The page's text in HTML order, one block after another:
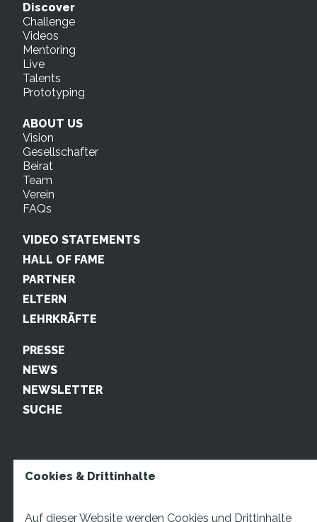
Discover
Challenge
Videos
Mentoring
Live
Talents
Prototyping
ABOUT US
Vision
Gesellschafter
Beirat
Team
Verein
FAQs
VIDEO STATEMENTS
HALL OF FAME
PARTNER
ELTERN
LEHRKRÄFTE
PRESSE
NEWS
NEWSLETTER
SUCHE
Cookies & Drittinhalte
Auf dieser Website werden Cookies und Drittinhalte